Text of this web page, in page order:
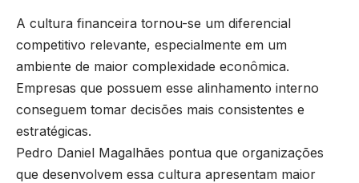
A cultura financeira tornou-se um diferencial
competitivo relevante, especialmente em um
ambiente de maior complexidade econômica.
Empresas que possuem esse alinhamento interno
conseguem tomar decisões mais consistentes e
estratégicas.
Pedro Daniel Magalhães pontua que organizações
que desenvolvem essa cultura apresentam maior